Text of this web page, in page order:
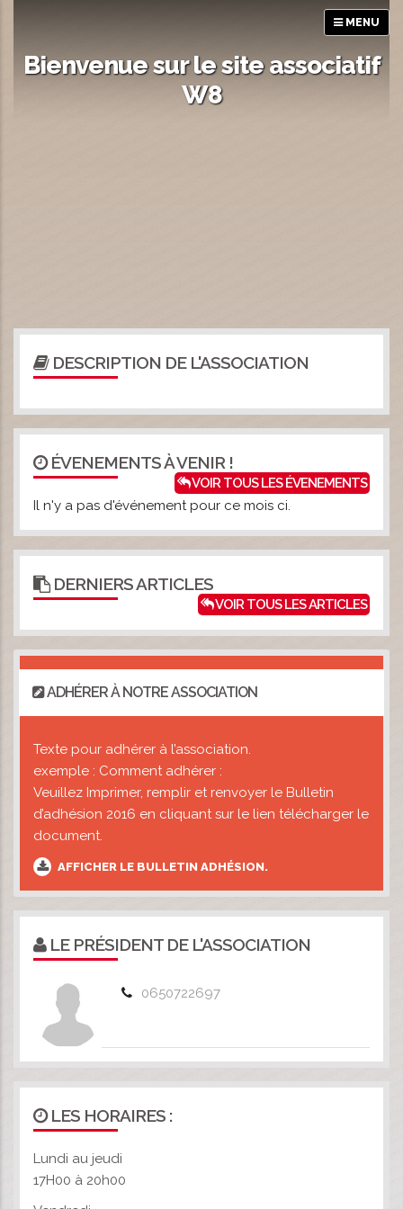
MENU
Bienvenue sur le site associatif
W8
DESCRIPTION DE L'ASSOCIATION
ÉVENEMENTS À VENIR !
VOIR TOUS LES ÉVENEMENTS
Il n'y a pas d'événement pour ce mois ci.
DERNIERS ARTICLES
VOIR TOUS LES ARTICLES
ADHÉRER À NOTRE ASSOCIATION
Texte pour adhérer à l’association.
exemple : Comment adhérer :
Veuillez Imprimer, remplir et renvoyer le Bulletin
d’adhésion 2016 en cliquant sur le lien télécharger le
document.
AFFICHER LE BULLETIN ADHÉSION.
LE PRÉSIDENT DE L'ASSOCIATION
0650722697
LES HORAIRES :
Lundi au jeudi
17H00 à 20h00